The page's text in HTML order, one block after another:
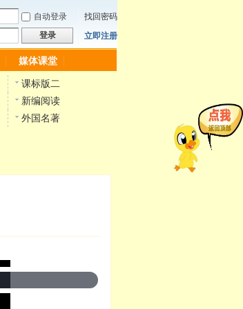
自动登录
找回密码
登录 立即注册
媒体课堂
课标版二
新编阅读
外国名著